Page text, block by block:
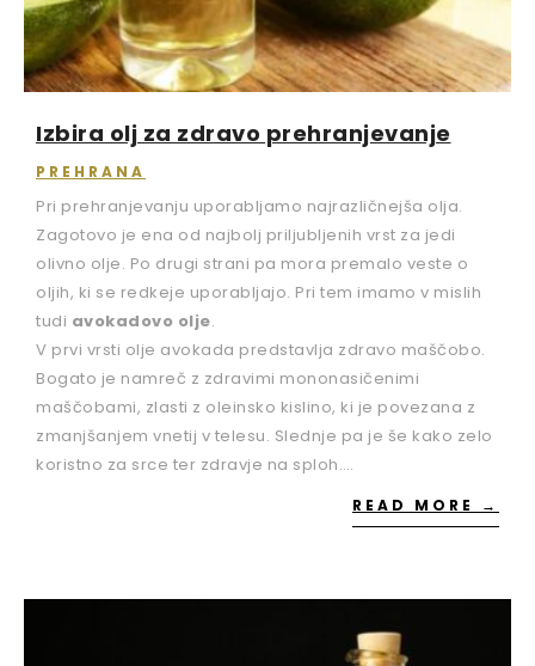
Izbira olj za zdravo prehranjevanje
PREHRANA
Pri prehranjevanju uporabljamo najrazličnejša olja.
Zagotovo je ena od najbolj priljubljenih vrst za jedi
olivno olje. Po drugi strani pa mora premalo veste o
oljih, ki se redkeje uporabljajo. Pri tem imamo v mislih
tudi avokadovo olje.
V prvi vrsti olje avokada predstavlja zdravo maščobo.
Bogato je namreč z zdravimi mononasičenimi
maščobami, zlasti z oleinsko kislino, ki je povezana z
zmanjšanjem vnetij v telesu. Slednje pa je še kako zelo
koristno za srce ter zdravje na sploh.…
READ MORE →